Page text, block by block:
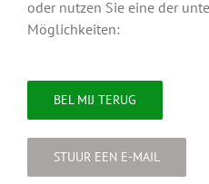
oder nutzen Sie eine der
Möglichkeiten:
BEL MIJ TERUG
STUUR EEN E-MAIL